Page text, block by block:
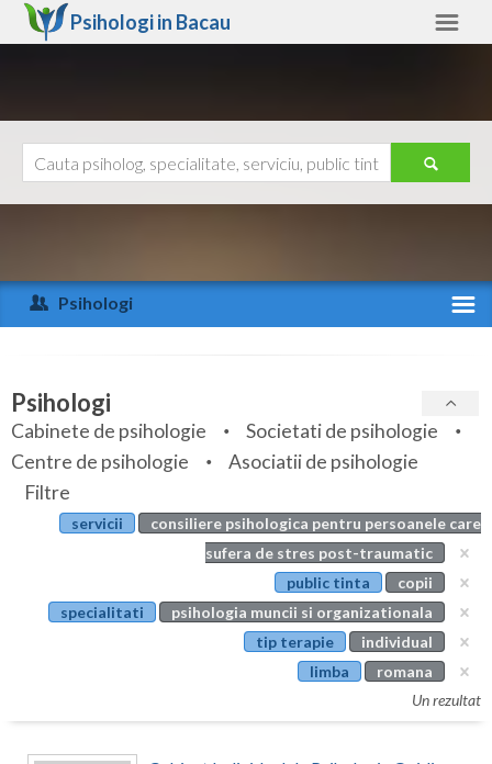
Psihologi in Bacau
Arad
Arges
Bihor
Bistrita-Nasaud
Botosani
Calarasi
Ajutor
Psihologi
Specialitati
Servicii
Articole
Evenimente
Membri
Psihologi
Cabinete de psihologie
Societati de psihologie
Centre de psihologie
Asociatii de psihologie
Filtre
servicii
consiliere psihologica pentru persoanele care
sufera de stres post-traumatic
public tinta
copii
specialitati
psihologia muncii si organizationala
tip terapie
individual
limba
romana
Un rezultat